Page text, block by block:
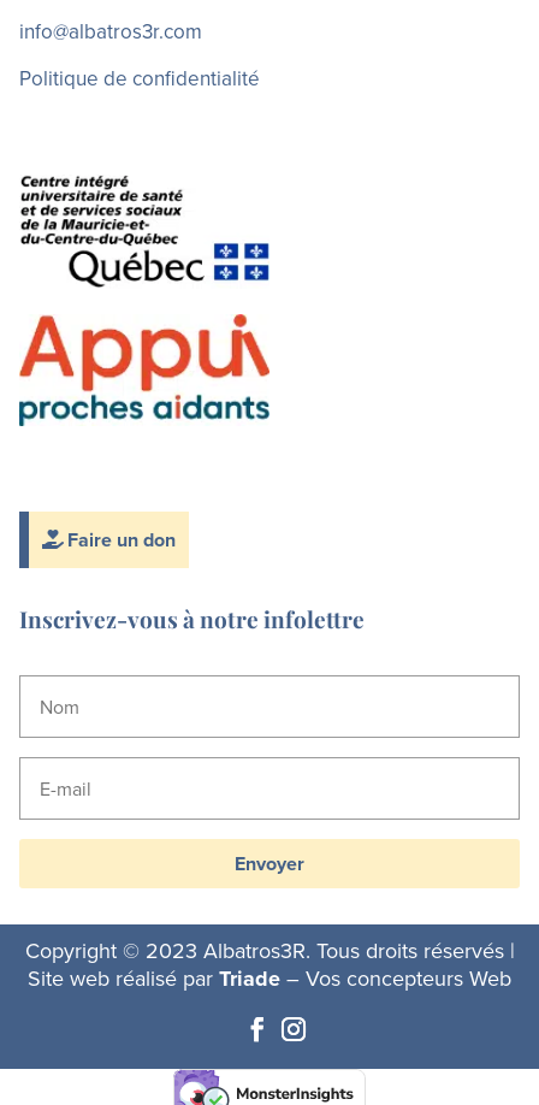
info@albatros3r.com
Politique de confidentialité
Faire un don
Inscrivez-vous à notre infolettre
Envoyer
Copyright © 2023 Albatros3R. Tous droits réservés |
Site web réalisé par Triade – Vos concepteurs Web